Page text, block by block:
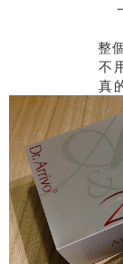
整
不
真